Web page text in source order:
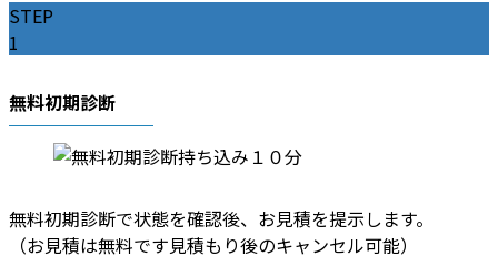
STEP
1
無料初期診断
無料初期診断で状態を確認後、お見積を提示します。
（お見積は無料です見積もり後のキャンセル可能）